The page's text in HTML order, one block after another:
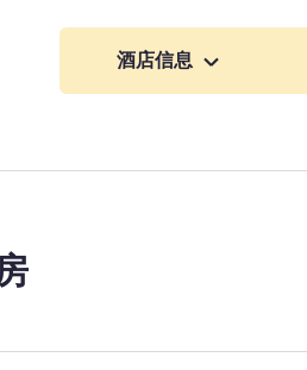
间。还可以快速前往 Revard
Florian Hugonet 酒店管理
酒店信息